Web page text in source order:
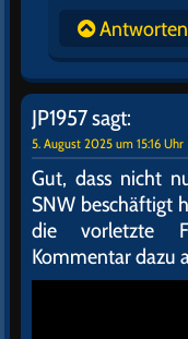
Antworten
JP1957sagt:
5. August 2025 um 15:16 Uhr
Gut, dass nicht
SNW beschäftigt
die vorletzte
Kommentar dazu